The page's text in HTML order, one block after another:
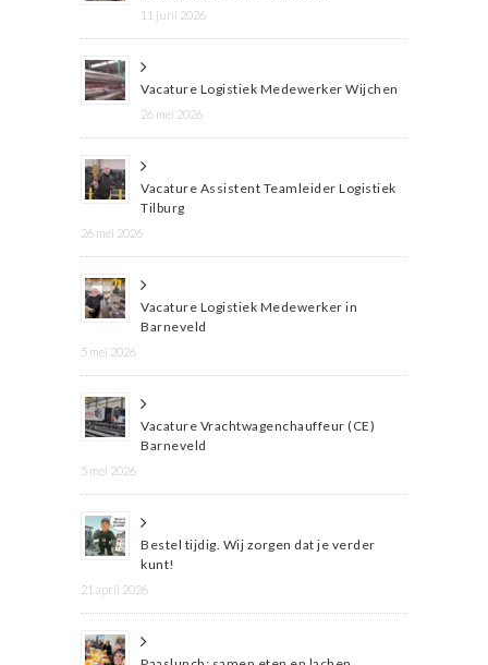
11 juni 2026
Vacature Logistiek Medewerker Wijchen
26 mei 2026
Vacature Assistent Teamleider Logistiek
Tilburg
26 mei 2026
Vacature Logistiek Medewerker in
Barneveld
5 mei 2026
Vacature Vrachtwagenchauffeur (CE)
Barneveld
5 mei 2026
Bestel tijdig. Wij zorgen dat je verder
kunt!
21 april 2026